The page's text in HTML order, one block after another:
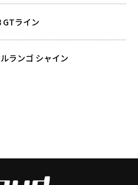
ライン
ランゴ シャイン